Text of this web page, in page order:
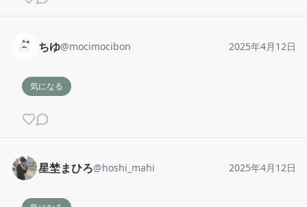
ちゆ@mocimocibon 2025年4月12日
気になる
星埜まひろ@hoshi_mahi 2025年4月12日